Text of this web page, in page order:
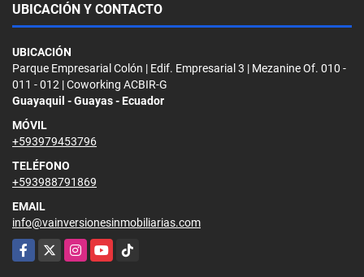
UBICACIÓN Y CONTACTO
UBICACIÓN
Parque Empresarial Colón | Edif. Empresarial 3 | Mezanine Of. 010 -
011 - 012 | Coworking ACBIR-G
Guayaquil - Guayas - Ecuador
MÓVIL
+593979453796
TELÉFONO
+593988791869
EMAIL
info@vainversionesinmobiliarias.com
Facebook
X InstagramYouTubeTikTok